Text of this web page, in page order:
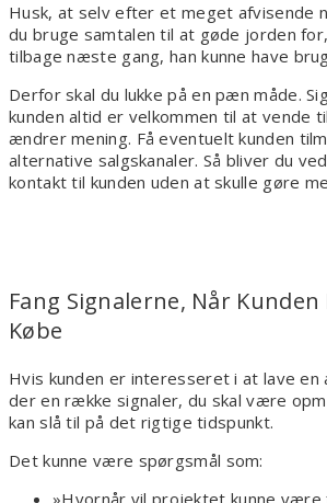
Husk, at selv efter et meget afvisende
du bruge samtalen til at gøde jorden
tilbage næste gang, han kunne have
Derfor skal du lukke på en pæn måde.
kunden altid er velkommen til at vende
ændrer mening. Få eventuelt kunden
alternative salgskanaler. Så bliver du
kontakt til kunden uden at skulle gøre
Fang Signalerne, Når Kunden
Købe
Hvis kunden er interesseret i at lave en
der en række signaler, du skal være
kan slå til på det rigtige tidspunkt.
Det kunne være spørgsmål som: